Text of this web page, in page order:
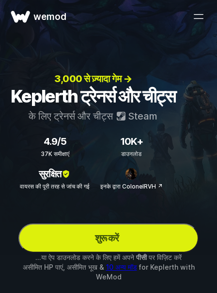
wemod
3,000 से ज़्यादा गेम →
Keplerth ट्रेनर्स और चीट्स
के लिए ट्रेनर्स और चीट्स Steam
4.9/5
37K समीक्षाएं
10K+
डाउनलोड
सुरक्षित
वायरस की पूरी तरह से जांच की गई इनके द्वारा ColonelRVH ↗
शुरू करें
...या ऐप डाउनलोड करने के लिए हमें अपने पीसीपर विज़िट करें
असीमित HP पाएं, असीमित भूख & 10 अन्य मॉडfor Keplerthwith
WeMod